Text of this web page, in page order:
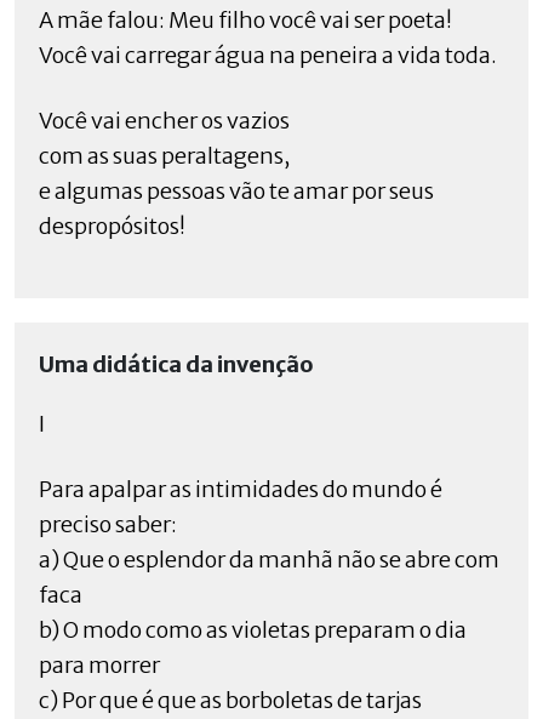
A mãe falou: Meu filho você vai ser poeta!
Você vai carregar água na peneira a vida toda.
Você vai encher os vazios
com as suas peraltagens,
e algumas pessoas vão te amar por seus
despropósitos!
Uma didática da invenção
I
Para apalpar as intimidades do mundo é
preciso saber:
a) Que o esplendor da manhã não se abre com
faca
b) O modo como as violetas preparam o dia
para morrer
c) Por que é que as borboletas de tarjas